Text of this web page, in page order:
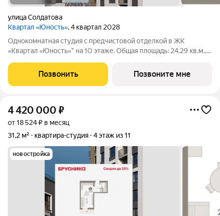
улица Солдатова
Квартал «Юность», 4 квартал 2028
Однокомнатная студия с предчистовой отделкой в ЖК
«Квартал «Юность»" на 10 этаже. Общая площадь: 24.29 кв.м.,
«Юность». Особенности планировки: вид во двор,
предчистовая отделка. № квартиры
Позвонить Позвоните мне
4 420 000 ₽
от 18 524 ₽ в месяц
31,2 м²
квартира-студия 4 этаж из 11
новостройка